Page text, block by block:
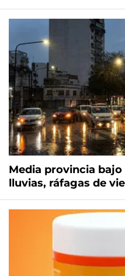
Media provincia
lluvias, ráfagas de